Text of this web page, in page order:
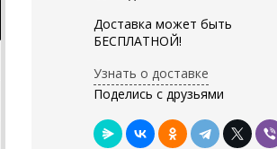
Доставка может быть
БЕСПЛАТНОЙ!
Узнать о доставке
Поделись с друзьями